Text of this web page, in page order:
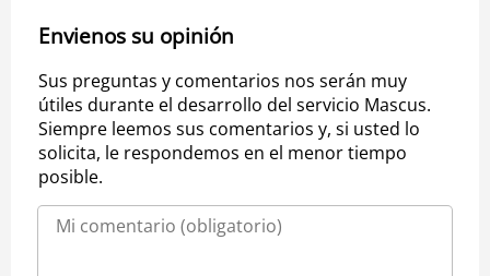
Envienos su opinión
Sus preguntas y comentarios nos serán muy
útiles durante el desarrollo del servicio Mascus.
Siempre leemos sus comentarios y, si usted lo
solicita, le respondemos en el menor tiempo
posible.